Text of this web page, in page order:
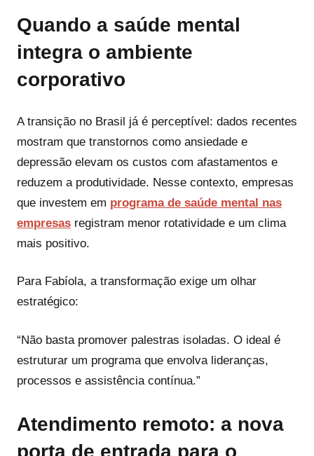
Quando a saúde mental
integra o ambiente
corporativo
A transição no Brasil já é perceptível: dados recentes
mostram que transtornos como ansiedade e
depressão elevam os custos com afastamentos e
reduzem a produtividade. Nesse contexto, empresas
que investem em programa de saúde mental nas
empresas registram menor rotatividade e um clima
mais positivo.
Para Fabíola, a transformação exige um olhar
estratégico:
“Não basta promover palestras isoladas. O ideal é
estruturar um programa que envolva lideranças,
processos e assistência contínua.”
Atendimento remoto: a nova
porta de entrada para o